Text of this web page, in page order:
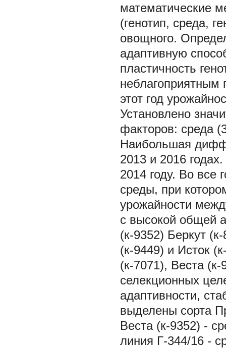
математические
(генотип, среда,
овощного.
адаптивную
пластичность
неблагоприятным
этот год
Установлено
факторов: среда
Наибольшая
2013 и 2016
2014 году. Во все
среды, при
урожайности
с высокой общей
(к-9352) Беркут
(к-9449) и Исток
(к-7071), Веста
селекционных
адаптивности,
выделены сорта
Веста (к-9352) -
линия Г-344/16 -